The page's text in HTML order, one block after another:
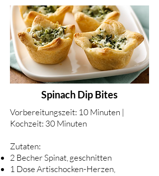
Spinach Dip Bites
Vorbereitungszeit: 10 Minuten |
Kochzeit: 30 Minuten
Zutaten:
2 Becher Spinat, geschnitten
1 Dose Artischocken-Herzen,